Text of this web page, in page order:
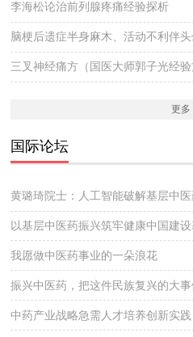
李海松论治前列腺疼痛经验探析
三叉神经痛方（国医大师郭子光经验
更多
国际论坛
黄璐琦院士：人工智能破解基层中
以基层中医药振兴筑牢健康中国建设
我愿做中医药事业的一朵浪花
振兴中医药，把这件民族复兴的大
中药产业战略急需人才培养创新实践